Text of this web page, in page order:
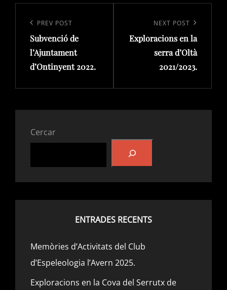
d'entrades
Previous
Post
PREV POST
Subvenció de
l’Ajuntament
d’Ontinyent 2022.
Post
NEXT POST
Exploracions en la
serra d’Oltà
2021/2023.
Cercar
ENTRADES RECENTS
Memòries d’Activitats del Club
d’Espeleologia l’Avern 2025.
Exploracions en la Cova del Serrutx de